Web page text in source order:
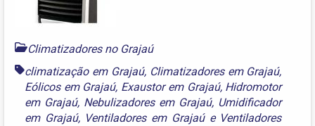
Climatizadores no Grajaú
climatização em Grajaú, Climatizadores em Grajaú,
Eólicos em Grajaú, Exaustor em Grajaú, Hidromotor
em Grajaú, Nebulizadores em Grajaú, Umidificador
em Grajaú, Ventiladores em Grajaúe Ventiladores